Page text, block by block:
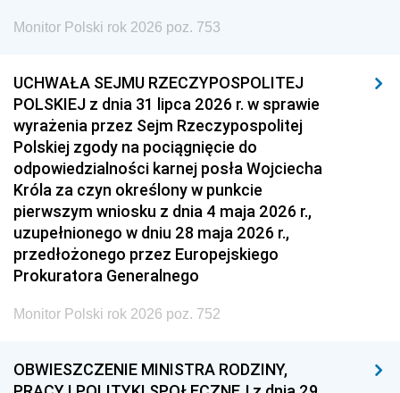
Monitor Polski rok 2026 poz. 753
UCHWAŁA SEJMU RZECZYPOSPOLITEJ
POLSKIEJ z dnia 31 lipca 2026 r. w sprawie
wyrażenia przez Sejm Rzeczypospolitej
Polskiej zgody na pociągnięcie do
odpowiedzialności karnej posła Wojciecha
Króla za czyn określony w punkcie
pierwszym wniosku z dnia 4 maja 2026 r.,
uzupełnionego w dniu 28 maja 2026 r.,
przedłożonego przez Europejskiego
Prokuratora Generalnego
Monitor Polski rok 2026 poz. 752
OBWIESZCZENIE MINISTRA RODZINY,